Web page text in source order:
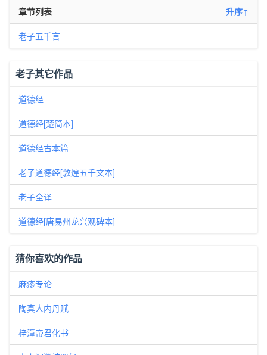
章节列表 升序↑
老子五千言
老子其它作品
道德经
道德经[楚简本]
道德经古本篇
老子道德经[敦煌五千文本]
老子全译
道德经[唐易州龙兴观碑本]
猜你喜欢的作品
麻疹专论
陶真人内丹赋
梓潼帝君化书